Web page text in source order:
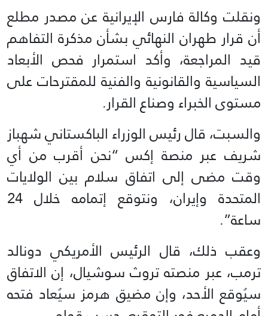
ونقلت وكالة فارس الإيرانية عن مصدر مطلع
أن قرار طهران النهائي بشأن مذكرة التفاهم
قيد المراجعة، وأكد استمرار فحص الأبعاد
السياسية والقانونية والفنية للمقترحات على
مستوى الخبراء وصناع القرار.
والسبت، قال رئيس الوزراء الباكستاني شهباز
شريف عبر منصة إكس “نحن أقرب من أي
وقت مضى إلى اتفاق سلام بين الولايات
المتحدة وإيران، ونتوقع إتمامه خلال 24
ساعة”.
وعقب ذلك، قال الرئيس الأمريكي دونالد
ترمب، عبر منصته تروث سوشيال، إن الاتفاق
سيُوقع الأحد، وإن مضيق هرمز سيُعاد فتحه